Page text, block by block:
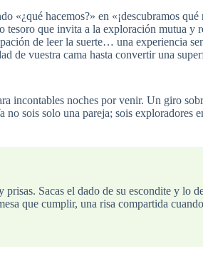
«¿qué hacemos?» en «¡descubramos
que invita a la exploración mutua y
de leer la suerte… una experiencia
de vuestra cama hasta convertir una
incontables noches por venir. Un giro
sois solo una pareja; sois
Sacas el dado de su escondite y lo
que cumplir, una risa compartida